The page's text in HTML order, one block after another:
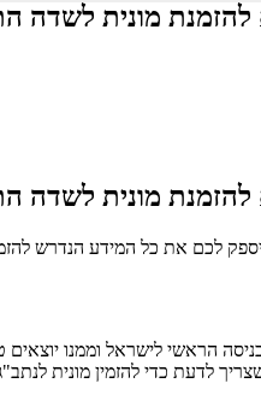
מונית לשדה
מונית לשדה
לכם את כל המידע הנדרש
הראשי לישראל וממנו
לדעת כדי להזמין מונית